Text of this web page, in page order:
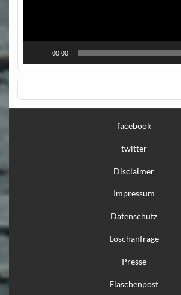
00:00
facebook
twitter
Disclaimer
Impressum
Datenschutz
Löschanfrage
Presse
Flaschenpost